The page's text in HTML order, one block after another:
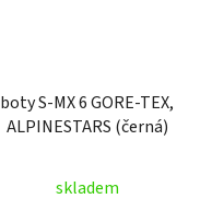
boty S-MX 6 GORE-TEX,
ALPINESTARS (černá)
skladem